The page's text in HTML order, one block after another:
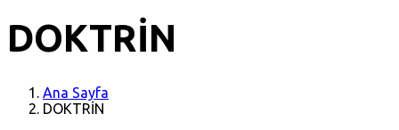
DOKTRİN
Ana Sayfa
DOKTRİN